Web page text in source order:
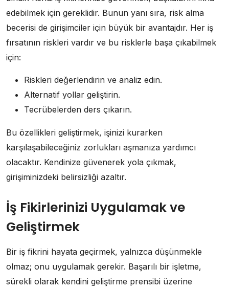
edebilmek için gereklidir. Bunun yanı sıra, risk alma
becerisi de girişimciler için büyük bir avantajdır. Her iş
fırsatının riskleri vardır ve bu risklerle başa çıkabilmek
için:
Riskleri değerlendirin ve analiz edin.
Alternatif yollar geliştirin.
Tecrübelerden ders çıkarın.
Bu özellikleri geliştirmek, işinizi kurarken
karşılaşabileceğiniz zorlukları aşmanıza yardımcı
olacaktır. Kendinize güvenerek yola çıkmak,
girişiminizdeki belirsizliği azaltır.
İş Fikirlerinizi Uygulamak ve
Geliştirmek
Bir iş fikrini hayata geçirmek, yalnızca düşünmekle
olmaz; onu uygulamak gerekir. Başarılı bir işletme,
sürekli olarak kendini geliştirme prensibi üzerine